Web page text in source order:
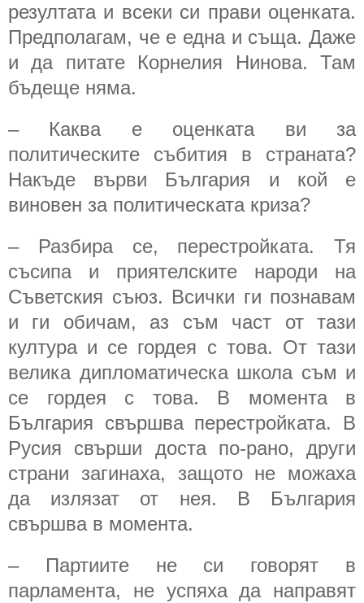
резултата и всеки си прави оценката.
Предполагам, че е една и съща. Даже
и да питате Корнелия Нинова. Там
бъдеще няма.
– Каква е оценката ви за
политическите събития в страната?
Накъде върви България и кой е
виновен за политическата криза?
– Разбира се, перестройката. Тя
съсипа и приятелските народи на
Съветския съюз. Всички ги познавам
и ги обичам, аз съм част от тази
култура и се гордея с това. От тази
велика дипломатическа школа съм и
се гордея с това. В момента в
България свършва перестройката. В
Русия свърши доста по-рано, други
страни загинаха, защото не можаха
да излязат от нея. В България
свършва в момента.
– Партиите не си говорят в
парламента, не успяха да направят